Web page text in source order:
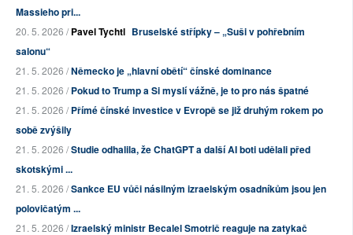
Massieho pri...
20. 5. 2026 /Pavel Tychtl Bruselské střípky – „Suši v pohřebním
salonu“
21. 5. 2026 /Německo je „hlavní obětí“ čínské dominance
21. 5. 2026 /Pokud to Trump a Si myslí vážně, je to pro nás špatné
21. 5. 2026 /Přímé čínské investice v Evropě se již druhým rokem po
sobě zvýšily
21. 5. 2026 /Studie odhalila, že ChatGPT a další AI boti udělali před
skotskými ...
21. 5. 2026 /Sankce EU vůči násilným izraelským osadníkům jsou jen
polovičatým ...
21. 5. 2026 /Izraelský ministr Becalel Smotrič reaguje na zatykač